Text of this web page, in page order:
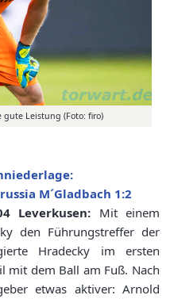
gute Leistung (Foto: firo)
M´Gladbach 1:2
Leverkusen: Mit einem
den Führungstreffer der
Hradecky im ersten
mit dem Ball am Fuß. Nach
etwas aktiver: Arnold